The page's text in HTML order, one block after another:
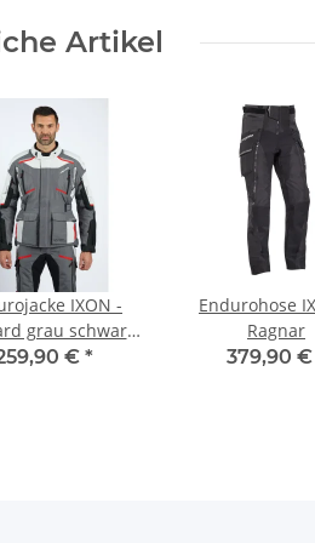
Artikel
IXON -
grau schwarz
rot € *
Endurohose
Ragnar
379,90 €